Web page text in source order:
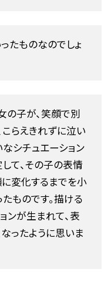
たものなのでしょ
の子が、笑顔で別
こらえきれずに泣い
なシチュエーション
て、その子の表情
変化するまでを小
ものです。描ける
ンが生まれて、表
ったように思いま